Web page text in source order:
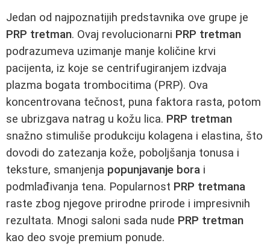
Jedan od najpoznatijih predstavnika ove grupe je
PRP tretman. Ovaj revolucionarni PRP tretman
podrazumeva uzimanje manje količine krvi
pacijenta, iz koje se centrifugiranjem izdvaja
plazma bogata trombocitima (PRP). Ova
koncentrovana tečnost, puna faktora rasta, potom
se ubrizgava natrag u kožu lica. PRP tretman
snažno stimuliše produkciju kolagena i elastina, što
dovodi do zatezanja kože, poboljšanja tonusa i
teksture, smanjenja popunjavanje bora i
podmlađivanja tena. Popularnost PRP tretmana
raste zbog njegove prirodne prirode i impresivnih
rezultata. Mnogi saloni sada nude PRP tretman
kao deo svoje premium ponude.